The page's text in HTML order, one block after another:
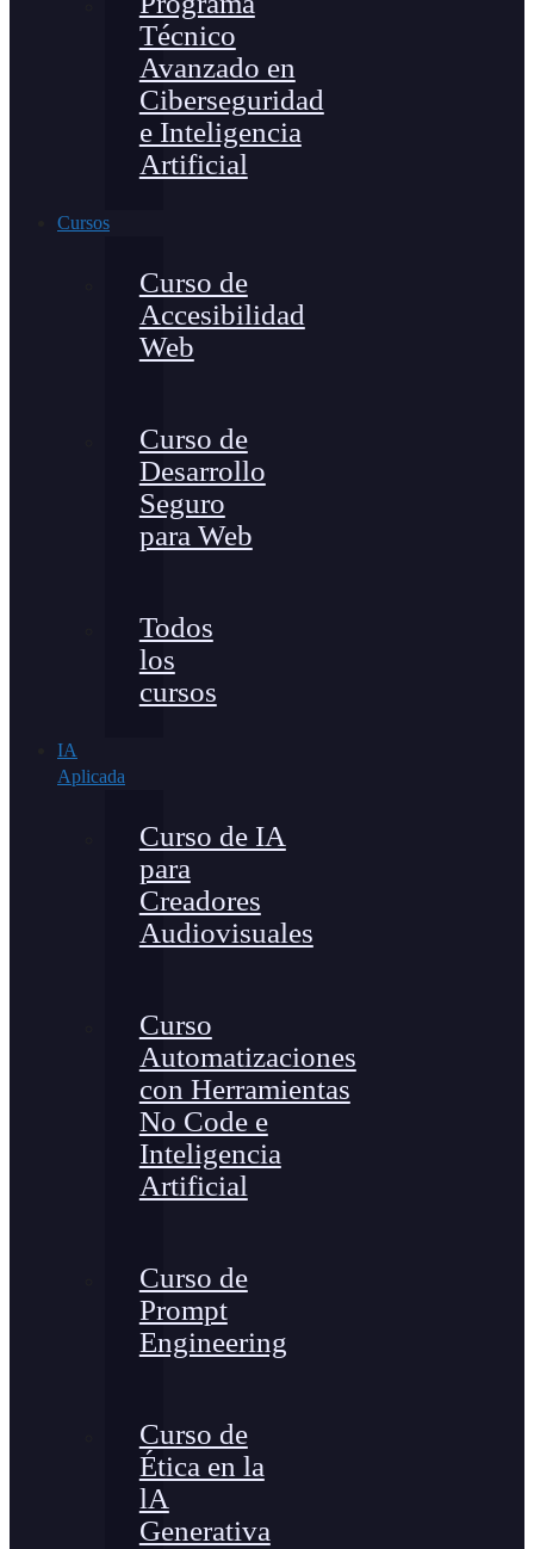
Técnico
Avanzado en
Ciberseguridad
e Inteligencia
Artificial
Cursos
Curso de
Accesibilidad
Web
Curso de
Desarrollo
Seguro
para Web
Todos
los
cursos
IA
Aplicada
Curso de IA
para
Creadores
Audiovisuales
Curso
Automatizaciones
con Herramientas
No Code e
Inteligencia
Artificial
Curso de
Prompt
Engineering
Curso de
Ética en la
lA
Generativa